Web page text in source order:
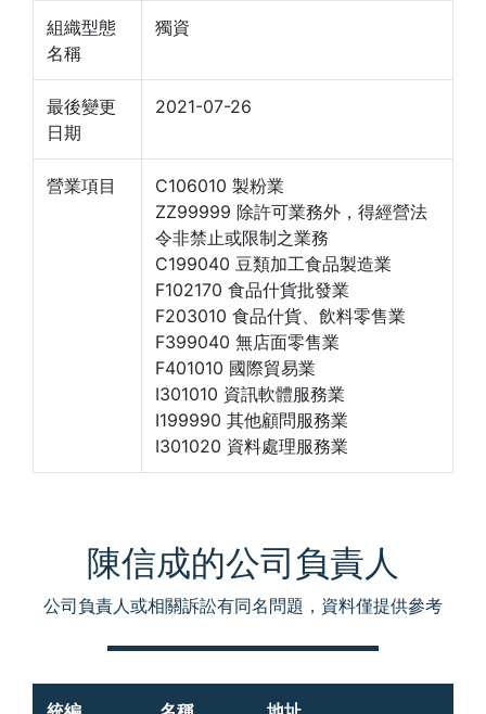
組織型態
名稱
獨資
最後變更
日期
2021-07-26
營業項目
C106010 製粉業
ZZ99999 除許可業務外，得經營法
令非禁止或限制之業務
C199040 豆類加工食品製造業
F102170 食品什貨批發業
F203010 食品什貨、飲料零售業
F399040 無店面零售業
F401010 國際貿易業
I301010 資訊軟體服務業
I199990 其他顧問服務業
I301020 資料處理服務業
陳信成的公司負責人
公司負責人或相關訴訟有同名問題，資料僅提供參考